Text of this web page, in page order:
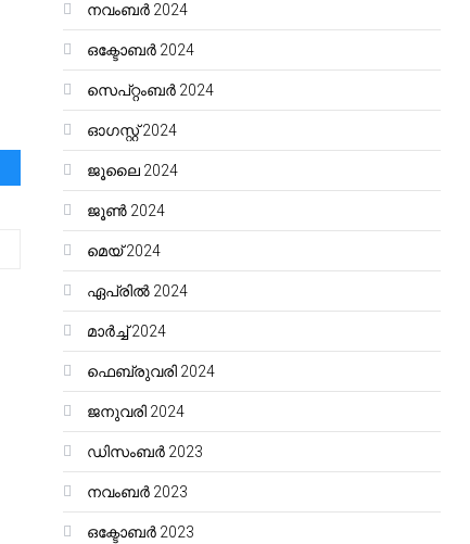
നവംബർ 2024
ഒക്ടോബർ 2024
സെപ്റ്റംബർ 2024
ഓഗസ്റ്റ്‌ 2024
ജൂലൈ 2024
ജൂൺ 2024
മെയ്‌ 2024
ഏപ്രിൽ 2024
മാർച്ച്‌ 2024
ഫെബ്രുവരി 2024
ജനുവരി 2024
ഡിസംബർ 2023
നവംബർ 2023
ഒക്ടോബർ 2023